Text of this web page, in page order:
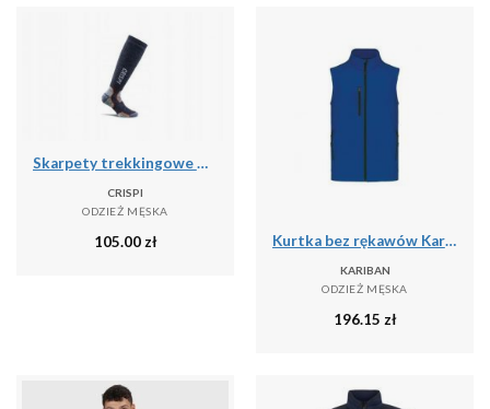
Skarpety trekkingowe Crispi Calza Pro
CRISPI
ODZIEŻ MĘSKA
105.00 zł Kurtka bez rękawów Kariban
KARIBAN
ODZIEŻ MĘSKA
196.15 zł